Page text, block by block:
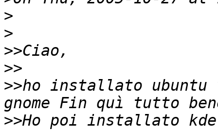
>
>
>>
>>
>>ho installato ubuntu
>>Ho poi installato